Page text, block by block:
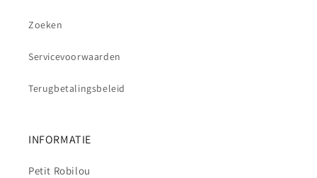
Zoeken
Servicevoorwaarden
Terugbetalingsbeleid
INFORMATIE
Petit Robilou